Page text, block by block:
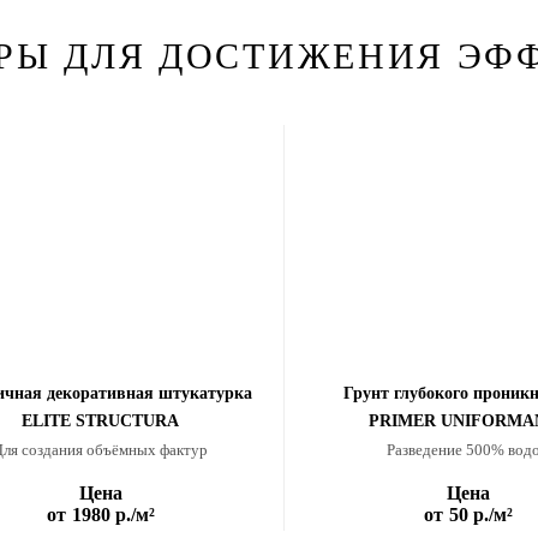
ДЛЯ ДОСТИЖЕНИЯ
декоративная штукатурка
ELITE STRUCTURA
создания объёмных фактур
Цена
от 1980 р./м²
Грунт глубокого
PRIMER
Разведение 500%
Цена
от 50 р./м²